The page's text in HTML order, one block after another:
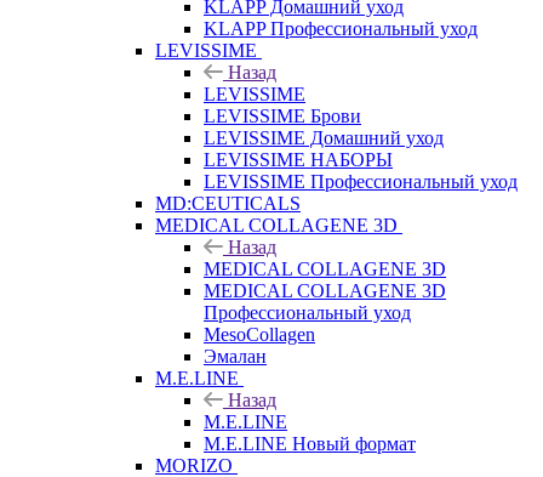
KLAPP Домашний уход
KLAPP Профессиональный уход
LEVISSIME
Назад
LEVISSIME
LEVISSIME Брови
LEVISSIME Домашний уход
LEVISSIME НАБОРЫ
LEVISSIME Профессиональный уход
MD:CEUTICALS
MEDICAL COLLAGENE 3D
Назад
MEDICAL COLLAGENE 3D
MEDICAL COLLAGENE 3D
Профессиональный уход
MesoCollagen
Эмалан
M.E.LINE
Назад
M.E.LINE
M.E.LINE Новый формат
MORIZO